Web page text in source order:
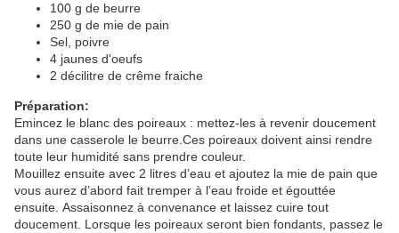
100 g de beurre
250 g de mie de pain
Sel, poivre
4 jaunes d'oeufs
2 décilitre de crême fraiche
Préparation:
Emincez le blanc des poireaux : mettez-les à revenir doucement
dans une casserole le beurre. Ces poireaux doivent ainsi rendre
toute leur humidité sans prendre couleur.
Mouillez ensuite avec 2 litres d’eau et ajoutez la mie de pain que
vous aurez d’abord fait tremper à l’eau froide et égouttée
ensuite. Assaisonnez à convenance et laissez cuire tout
doucement. Lorsque les poireaux seront bien fondants, passez le